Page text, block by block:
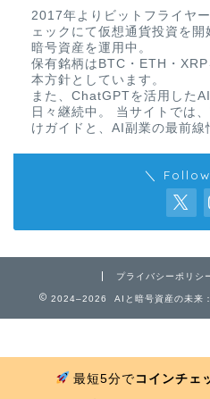
2017年よりビットフライヤ
ェックにて仮想通貨投資を
暗号資産を運用中。
保有銘柄はBTC・ETH・
本方針としています。
また、ChatGPTを活用した
日々継続中。 当サイトでは
けガイドと、AI副業の最前線
＼
プライバシーポリシ
2024–2026 AIと暗号資産の未来
最短5分でコインチェ